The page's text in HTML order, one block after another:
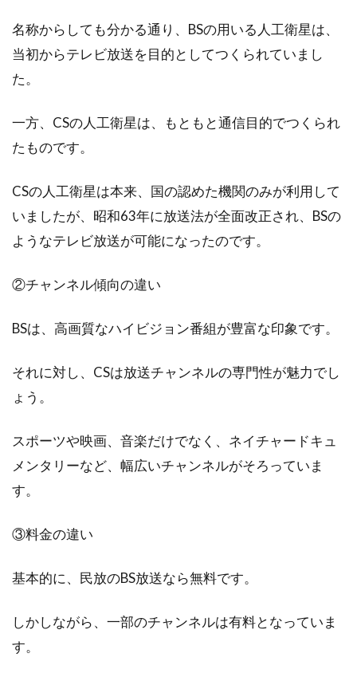
なくマン...
は更新時に見直そう
新しいアパートに引っ越しをしたとき、賃貸契
アパートに住むことが決まったら！
光熱費の契約はいつする？
アパートのテレビが映らない！そん
名称からしても分かる通り、BSの用いる人工衛星は、
当初からテレビ放送を目的としてつくられていまし
た。
一方、CSの人工衛星は、もともと通信目的でつくられ
たものです。
CSの人工衛星は本来、国の認めた機関のみが利用して
いましたが、昭和63年に放送法が全面改正され、BSの
ようなテレビ放送が可能になったのです。
②チャンネル傾向の違い
BSは、高画質なハイビジョン番組が豊富な印象です。
それに対し、CSは放送チャンネルの専門性が魅力でし
ょう。
スポーツや映画、音楽だけでなく、ネイチャードキュ
メンタリーなど、幅広いチャンネルがそろっていま
す。
③料金の違い
基本的に、民放のBS放送なら無料です。
しかしながら、一部のチャンネルは有料となっていま
す。